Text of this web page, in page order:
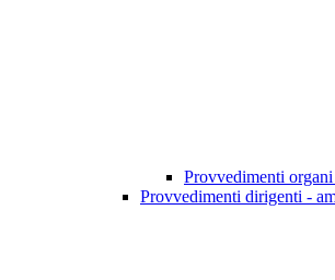
Provvedimenti
Provvedimenti dirigenti -